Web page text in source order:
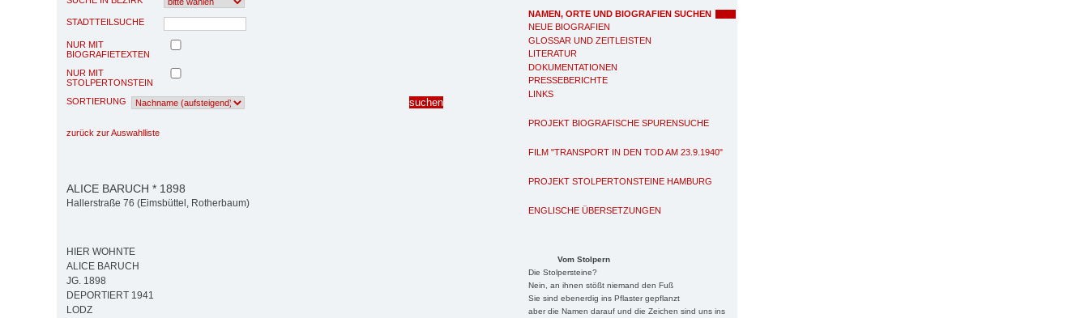
NAMEN, ORTE UND BIOGRAFIEN SUCHEN
NEUE BIOGRAFIEN
GLOSSAR UND ZEITLEISTEN
LITERATUR
DOKUMENTATIONEN
PRESSEBERICHTE
LINKS
PROJEKT BIOGRAFISCHE SPURENSUCHE
FILM "TRANSPORT IN DEN TOD AM 23.9.1940"
PROJEKT STOLPERTONSTEINE HAMBURG
ENGLISCHE ÜBERSETZUNGEN
Vom Stolpern
Die Stolpersteine?
Nein, an ihnen stößt niemand den Fuß
Sie sind ebenerdig ins Pflaster gepflanzt
aber die Namen darauf und die Zeichen sind uns ins
STADTTEILSUCHE
NUR MIT
BIOGRAFIETEXTEN
NUR MIT
STOLPERTONSTEIN
SORTIERUNG
zurück zur Auswahlliste
ALICE BARUCH * 1898
Hallerstraße 76 (Eimsbüttel, Rotherbaum)
HIER WOHNTE
ALICE BARUCH
JG. 1898
DEPORTIERT 1941
LODZ